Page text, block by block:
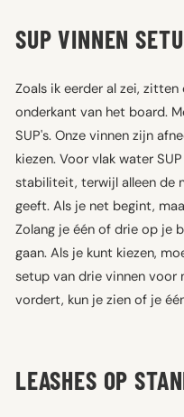
SUP VINNEN
Zoals ik eerder al zei,
onderkant van het board.
SUP's. Onze vinnen zijn
kiezen. Voor vlak water
stabiliteit, terwijl alleen de
geeft. Als je net begint,
Zolang je één of drie op je
gaan. Als je kunt kiezen,
setup van drie vinnen
vordert, kun je zien of je
LEASHES OP